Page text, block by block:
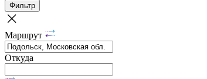
Фильтр
Маршрут
Откуда